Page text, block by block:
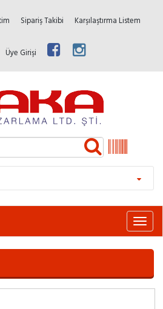
Sipariş Takibi Karşılaştırma Listem
Üye Girişi